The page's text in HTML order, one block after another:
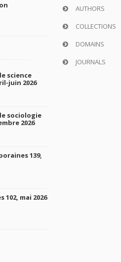
science
juin 2026
sociologie
2026
139,
mai 2026
AUTHORS
COLLECTIONS
DOMAINS
JOURNALS